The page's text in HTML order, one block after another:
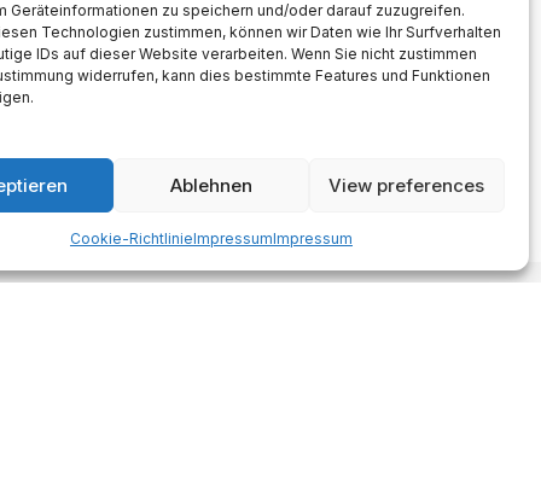
Geräteinformationen zu speichern und/oder darauf zuzugreifen.
Technologien zustimmen, können wir Daten wie Ihr Surfverhalten
IDs auf dieser Website verarbeiten. Wenn Sie nicht zustimmen
widerrufen, kann dies bestimmte Features und Funktionen
Ablehnen View preferences
Cookie-RichtlinieImpressumImpressum